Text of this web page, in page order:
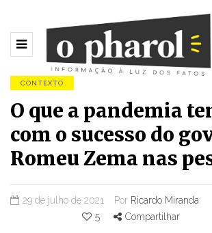
CONTEXTO
O que a pandemia
com o sucesso do
Romeu Zema nas
29 de julho de 2021 Por Ricardo Miranda
5
Compartilhar